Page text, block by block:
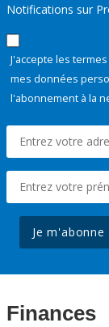
Notifications sur
J'accepte les
mes données
l'abonnement à la
Je m'abonne
Finances